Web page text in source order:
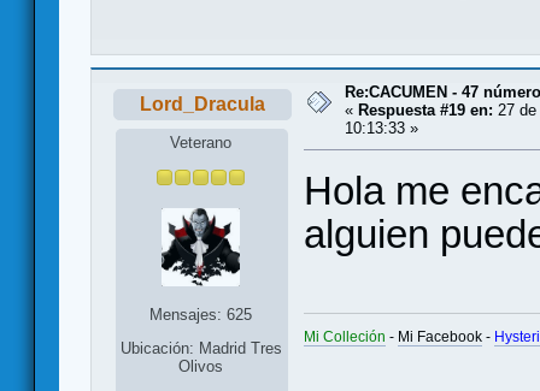
Lord_Dracula
Veterano
Mensajes: 625
Ubicación: Madrid Tres
Olivos
Re:CACUMEN - 47
« Respuesta #19 en: 27
10:13:33 »
Hola me
alguien
Mi Colleción - Mi Facebook -